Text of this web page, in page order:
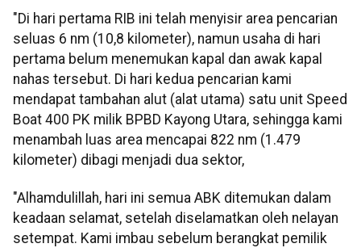
"Di hari pertama RIB ini telah menyisir area pencarian
seluas 6 nm (10,8 kilometer), namun usaha di hari
pertama belum menemukan kapal dan awak kapal
nahas tersebut. Di hari kedua pencarian kami
mendapat tambahan alut (alat utama) satu unit Speed
Boat 400 PK milik BPBD Kayong Utara, sehingga kami
menambah luas area mencapai 822 nm (1.479
kilometer) dibagi menjadi dua sektor,
"Alhamdulillah, hari ini semua ABK ditemukan dalam
keadaan selamat, setelah diselamatkan oleh nelayan
setempat. Kami imbau sebelum berangkat pemilik